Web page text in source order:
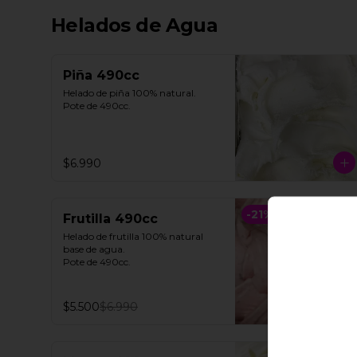
Helados de Agua
Piña 490cc
Helado de piña 100% natural.
Pote de 490cc.
$6.990
-21%
Frutilla 490cc
Helado de frutilla 100% natural
base de agua.
Pote de 490cc.
$5.500$6.990